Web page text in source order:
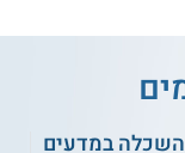
השכלה במדעים